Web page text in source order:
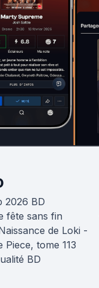
2026 BD
fête sans fin
de Loki -
Piece, tome 113
BD